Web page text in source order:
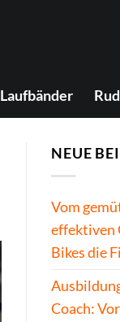
Laufbänder
NEUE
Vom
effektiven
Bikes die
Coach: